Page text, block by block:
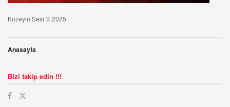
Kuzeyin Sesi © 2025
Anasayfa
Bizi takip edin !!!